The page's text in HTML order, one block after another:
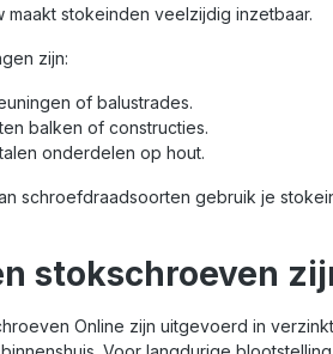
stokeinden veelzijdig inzetbaar.
zijn:
of balustrades.
balken of constructies.
onderdelen op hout.
schroefdraadsoorten gebruik je
stokschroeven
Online zijn uitgevoerd in